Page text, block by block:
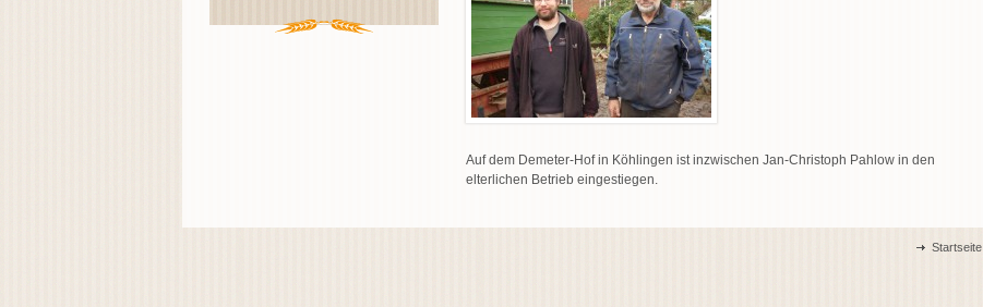
Auf dem Demeter-Hof in Köhlingen ist inzwischen Jan-Christoph Pahlow in den
elterlichen Betrieb eingestiegen.
Startseite